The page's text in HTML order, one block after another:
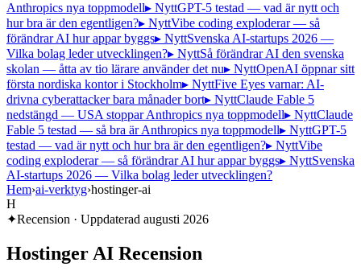
Anthropics nya toppmodell▸ NyttGPT-5 testad — vad är nytt och
hur bra är den egentligen?▸ NyttVibe coding exploderar — så
förändrar AI hur appar byggs▸ NyttSvenska AI-startups 2026 —
Vilka bolag leder utvecklingen?▸ NyttSå förändrar AI den svenska
skolan — åtta av tio lärare använder det nu▸ NyttOpenAI öppnar sitt
första nordiska kontor i Stockholm▸ NyttFive Eyes varnar: AI-
drivna cyberattacker bara månader bort▸ NyttClaude Fable 5
nedstängd — USA stoppar Anthropics nya toppmodell▸ NyttClaude
Fable 5 testad — så bra är Anthropics nya toppmodell▸ NyttGPT-5
testad — vad är nytt och hur bra är den egentligen?▸ NyttVibe
coding exploderar — så förändrar AI hur appar byggs▸ NyttSvenska
AI-startups 2026 — Vilka bolag leder utvecklingen?
Hem›ai-verktyg›hostinger-ai
H
✦Recension · Uppdaterad augusti 2026
Hostinger AI Recension